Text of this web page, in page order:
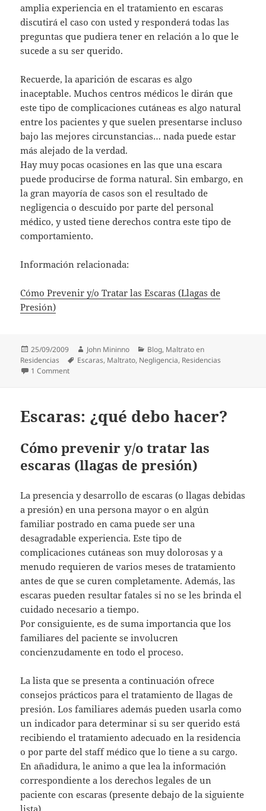
amplia experiencia en el tratamiento en escaras
discutirá el caso con usted y responderá todas las
preguntas que pudiera tener en relación a lo que le
sucede a su ser querido.
Recuerde, la aparición de escaras es algo
inaceptable. Muchos centros médicos le dirán que
este tipo de complicaciones cutáneas es algo natural
entre los pacientes y que suelen presentarse incluso
bajo las mejores circunstancias… nada puede estar
más alejado de la verdad.
Hay muy pocas ocasiones en las que una escara
puede producirse de forma natural. Sin embargo, en
la gran mayoría de casos son el resultado de
negligencia o descuido por parte del personal
médico, y usted tiene derechos contra este tipo de
comportamiento.
Información relacionada:
Cómo Prevenir y/o Tratar las Escaras (Llagas de
Presión)
Posted
on
25/09/2009 Author
John Mininno Categories
Blog, Maltrato en
Residencias
Tags
Escaras, Maltrato, Negligencia, Residencias
1 Commenton Escaras: lo que usted debe saber
Escaras: ¿qué debo hacer?
Cómo prevenir y/o tratar las
escaras (llagas de presión)
La presencia y desarrollo de escaras (o llagas debidas
a presión) en una persona mayor o en algún
familiar postrado en cama puede ser una
desagradable experiencia. Este tipo de
complicaciones cutáneas son muy dolorosas y a
menudo requieren de varios meses de tratamiento
antes de que se curen completamente. Además, las
escaras pueden resultar fatales si no se les brinda el
cuidado necesario a tiempo.
Por consiguiente, es de suma importancia que los
familiares del paciente se involucren
concienzudamente en todo el proceso.
La lista que se presenta a continuación ofrece
consejos prácticos para el tratamiento de llagas de
presión. Los familiares además pueden usarla como
un indicador para determinar si su ser querido está
recibiendo el tratamiento adecuado en la residencia
o por parte del staff médico que lo tiene a su cargo.
En añadidura, le animo a que lea la información
correspondiente a los derechos legales de un
paciente con escaras (presente debajo de la siguiente
lista).